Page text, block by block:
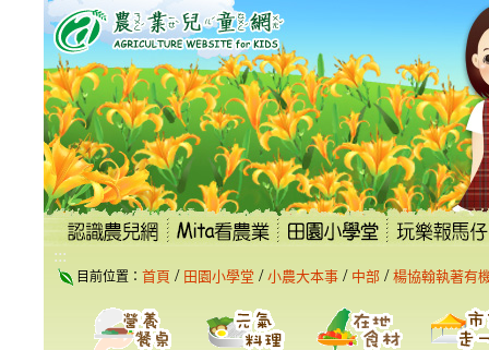
跳
到
主
要
內
容
區
塊
:::
目前位置： 首頁 / 田園小學堂 / 小農大本事 / 中部 / 楊協翰執著有